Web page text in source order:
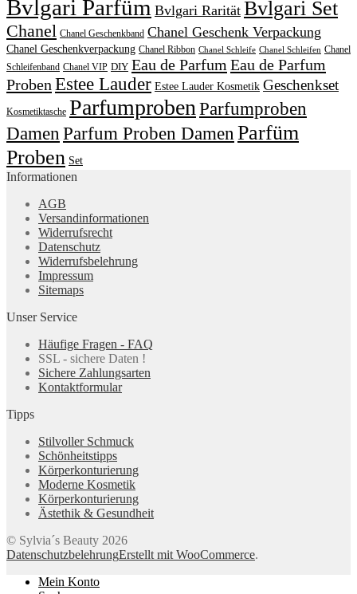
Bvlgari Parfüm Bvlgari Rarität Bvlgari Set
Chanel Chanel Geschenkband Chanel Geschenk Verpackung
Chanel Geschenkverpackung Chanel Ribbon Chanel Schleife Chanel Schleifen Chanel
Schleifenband Chanel VIP DIY Eau de Parfum Eau de Parfum
Proben Estee Lauder Estee Lauder Kosmetik Geschenkset
Kosmetiktasche Parfumproben Parfumproben
Damen Parfum Proben Damen Parfüm
Proben Set
Informationen
AGB
Versandinformationen
Widerrufsrecht
Datenschutz
Widerrufsbelehrung
Impressum
Sitemaps
Unser Service
Häufige Fragen - FAQ
SSL - sichere Daten !
Sichere Zahlungsarten
Kontaktformular
Tipps
Stilvoller Schmuck
Schönheitstipps
Körperkonturierung
Moderne Kosmetik
Körperkonturierung
Ästethik & Gesundheit
© Sylvia´s Beauty 2026
DatenschutzbelehrungErstellt mit WooCommerce.
Mein Konto